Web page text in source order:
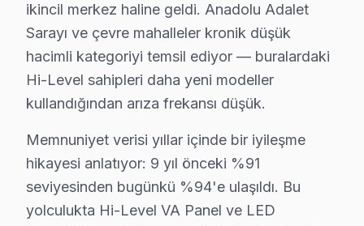
9 yıllık Kartal servis arşivi, Hi-Level panel arıza
Güncel tablo şu: aylık 60 başvurunun %32'i Android
Memnuniyet verisi yıllar içinde bir iyileşme hikayesi
Kartal'de söz konusu model servisi seçmeden önce
"Hi-Level VA Panel için orijinal parça mı
"Kartal'nin her mahallesine geliyor musunuz?" —
Kartal'den gelen Hi-Level servis taleplerinin nasıl
Kapıda beş dakikalık görsel ve osiloskop incelemesi
Bu hikayenin olağan olması, Kartal'de 9 yıllık
ikincil merkez haline geldi. Anadolu Adalet
Sarayı ve çevre mahalleler kronik düşük
hacimli kategoriyi temsil ediyor — buralardaki
Hi-Level sahipleri daha yeni modeller
kullandığından arıza frekansı düşük.
Memnuniyet verisi yıllar içinde bir iyileşme
hikayesi anlatıyor: 9 yıl önceki %91
seviyesinden bugünkü %94'e ulaşıldı. Bu
yolculukta Hi-Level VA Panel ve LED